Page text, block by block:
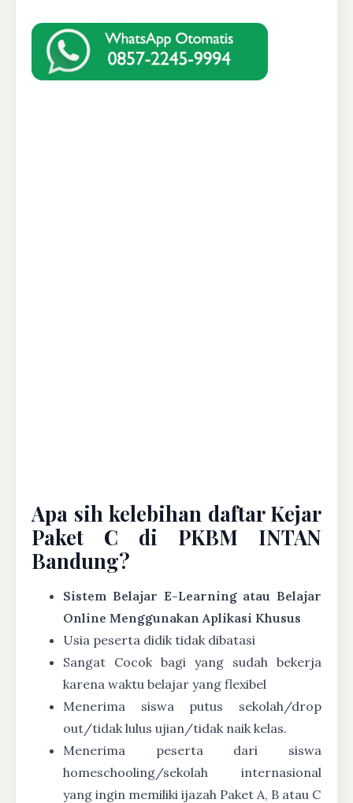
Apa sih kelebihan daftar Kejar
Paket C di PKBM INTAN
Bandung?
Sistem Belajar E-Learning atau Belajar
Online Menggunakan Aplikasi Khusus
Usia peserta didik tidak dibatasi
Sangat Cocok bagi yang sudah bekerja
karena waktu belajar yang flexibel
Menerima siswa putus sekolah/drop
out/tidak lulus ujian/tidak naik kelas.
Menerima peserta dari siswa
homeschooling/sekolah internasional
yang ingin memiliki ijazah Paket A, B atau C